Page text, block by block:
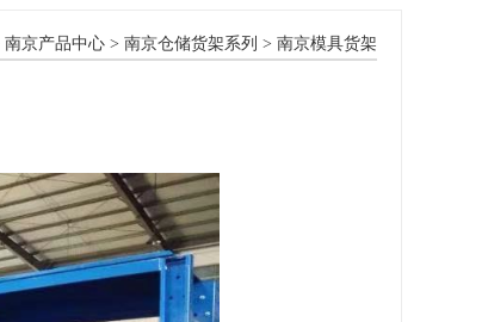
南京产品中心 > 南京仓储货架系列 > 南京模具货架